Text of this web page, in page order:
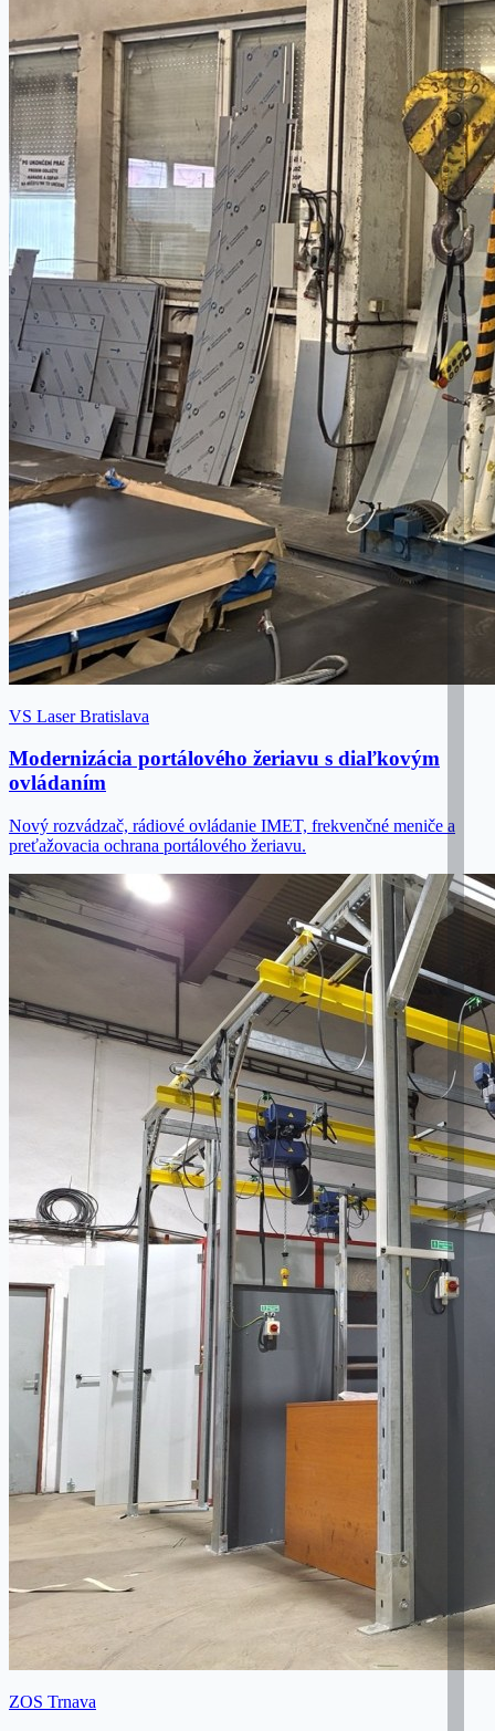
VS Laser Bratislava
Modernizácia portálového žeriavu s diaľkovým
ovládaním
Nový rozvádzač, rádiové ovládanie IMET, frekvenčné meniče a
preťažovacia ochrana portálového žeriavu.
ZOS Trnava